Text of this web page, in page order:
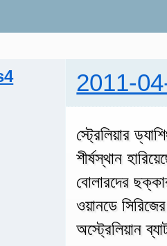
2011-
স্ট্রেলিয়ার
শীর্ষস্থান
বোলারদের
ওয়ানডে
অস্ট্রেলিয়ান